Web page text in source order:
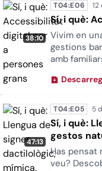
38:10
T04:E06
Sí, i què:
Vivim en
gestions
amb
tecnològic
47:13
T04:E05
Sí, i què:
gestos
Has pensat
veu?